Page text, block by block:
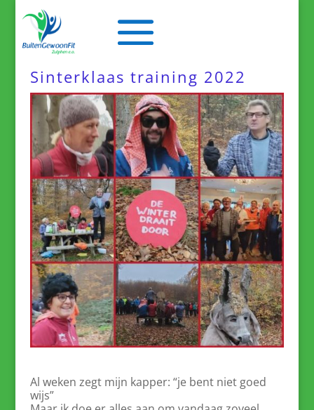
Sinterklaas training 2022
Al weken zegt mijn kapper: “je bent niet goed
wijs”